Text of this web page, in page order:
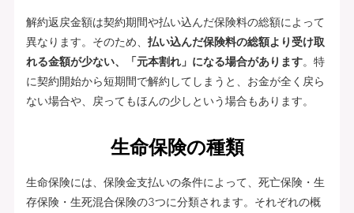
解約返戻金額は契約期間や払い込んだ保険料の総額によって
異なります。そのため、 払い込んだ保険料の総額より受け取
れる金額が少ない、「元本割れ」になる場合があります。特
に契約開始から短期間で解約してしまうと、お金が全く戻ら
ない場合や、戻ってもほんの少しという場合もあります。
生命保険の種類
生命保険には、保険金支払いの条件によって、死亡保険・生
存保険・生死混合保険の3つに分類されます。それぞれの概